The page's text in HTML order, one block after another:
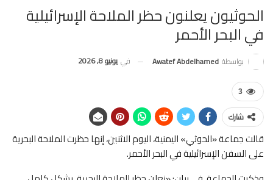
الحوثيون يعلنون حظر الملاحة الإسرائيلية
في البحر الأحمر
بواسطة Awatef Abdelhamed في يونيو 8, 2026
3
شارك
قالت جماعة «الحوثي» ​اليمنية، اليوم الاثنين، إنها حظرت الملاحة البحرية
على السفن الإسرائيلية في البحر ‌الأحمر.